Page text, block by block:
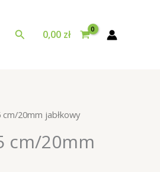
Szukaj0,00 zł
20mm jabłkowy
cm/20mm